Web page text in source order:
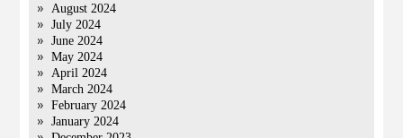
August 2024
July 2024
June 2024
May 2024
April 2024
March 2024
February 2024
January 2024